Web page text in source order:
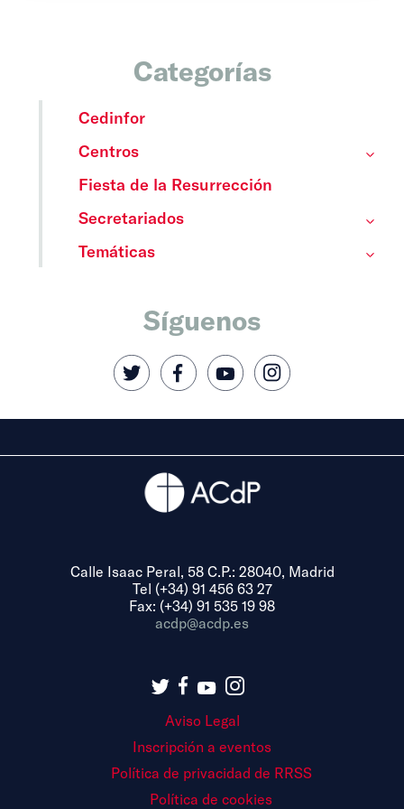
Categorías
Cedinfor
Centros
Fiesta de la Resurrección
Secretariados
Temáticas
Síguenos
Calle Isaac Peral, 58 C.P.: 28040, Madrid
Tel (+34) 91 456 63 27
Fax: (+34) 91 535 19 98
acdp@acdp.es
Aviso Legal
Inscripción a eventos
Política de privacidad de RRSS
Política de cookies